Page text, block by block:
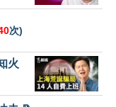
次)
火